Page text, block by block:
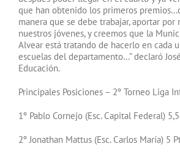
que han obtenido los primeros
manera que se debe trabajar, aportar por
nuestros jóvenes, y creemos que la
Alvear está tratando de hacerlo en cada
escuelas del departamento…” declaró
Educación.
Principales Posiciones – 2º Torneo Liga
1º Pablo Cornejo (Esc. Capital Federal)
2º Jonathan Mattus (Esc. Carlos María) 5